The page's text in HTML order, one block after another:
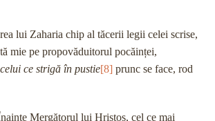
lui Zaharia chip al tăcerii legii celei scrise,
mie pe propovăduitorul pocăinței,
ce strigă în pustie[8] prunc se face, rod
Mergătorul lui Hristos, cel ce mai